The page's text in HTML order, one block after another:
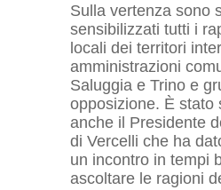
Sulla vertenza sono
sensibilizzati tutti i
locali dei territori
amministrazioni
Saluggia e Trino e
opposizione. È stato
anche il Presidente
di Vercelli che ha
un incontro in tempi
ascoltare le ragioni